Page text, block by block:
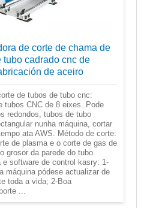
de corte de chama de
tubo cadrado cnc de
de aceiro
de tubos de tubo cnc:
tubos CNC de 8 eixes. Pode
redondos, tubos de tubo
nunha máquina, cortar
ata AWS. Método de corte:
de plasma e o corte de gas de
grosor da parede do tubo.
e software de control kasry: 1-
máquina pódese actualizar de
toda a vida; 2-Boa
...